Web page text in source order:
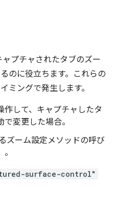
プチャされたタブのズー
のに役立ちます。これらの
ミングで発生します。
作して、キャプチャしたタ
変更した場合。
ズーム設定メソッドの呼び
surface-control"